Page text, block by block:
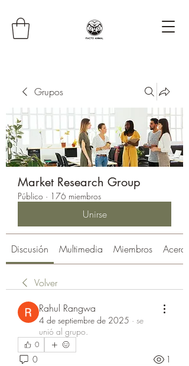
Grupos
Market Research Group
Público · 176 miembros
Unirse
Discusión Multimedia Miembros Acerca
Volver
Rahul Rangwa
4 de septiembre de 2025 · se
unió al grupo.
0
0 1